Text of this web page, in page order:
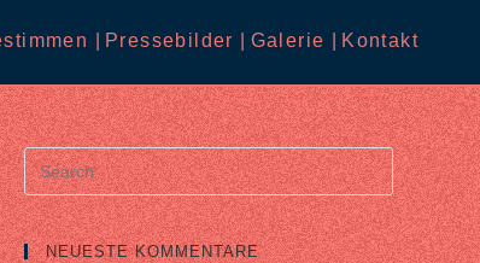
| Pressebilder | Galerie | Kontakt
Search
for:
NEUESTE KOMMENTARE